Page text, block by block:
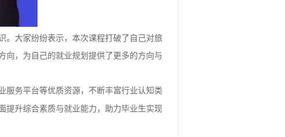
。大家纷纷表示，本次课程打破了自己对旅
向，为自己的就业规划提供了更多的方向与
服务平台等优质资源，不断丰富行业认知类
提升综合素质与就业能力，助力毕业生实现